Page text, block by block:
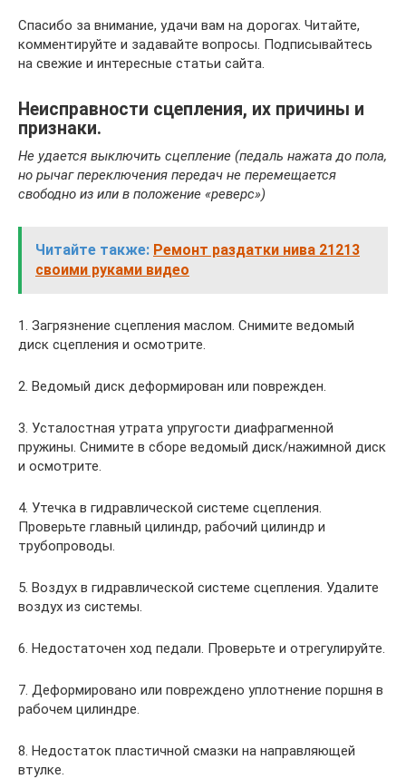
Спасибо за внимание, удачи вам на дорогах. Читайте,
комментируйте и задавайте вопросы. Подписывайтесь
на свежие и интересные статьи сайта.
Неисправности сцепления, их причины и
признаки.
Не удается выключить сцепление (педаль нажата до пола,
но рычаг переключения передач не перемещается
свободно из или в положение «реверс»)
Читайте также: Ремонт раздатки нива 21213
своими руками видео
1. Загрязнение сцепления маслом. Снимите ведомый
диск сцепления и осмотрите.
2. Ведомый диск деформирован или поврежден.
3. Усталостная утрата упругости диафрагменной
пружины. Снимите в сборе ведомый диск/нажимной диск
и осмотрите.
4. Утечка в гидравлической системе сцепления.
Проверьте главный цилиндр, рабочий цилиндр и
трубопроводы.
5. Воздух в гидравлической системе сцепления. Удалите
воздух из системы.
6. Недостаточен ход педали. Проверьте и отрегулируйте.
7. Деформировано или повреждено уплотнение поршня в
рабочем цилиндре.
8. Недостаток пластичной смазки на направляющей
втулке.